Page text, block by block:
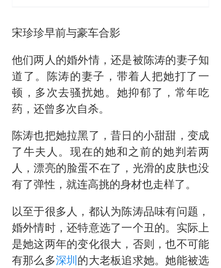
宋珍珍早前与豪车合影
他们两人的婚外情，还是被陈涛的妻子知
道了。陈涛的妻子，带着人把她打了一
顿，多次去骚扰她。她抑郁了，常年吃
药，还曾多次自杀。
陈涛也把她拉黑了，昔日的小甜甜，变成
了牛夫人。现在的她和之前的她判若两
人，漂亮的脸蛋不在了，光滑的皮肤也没
有了弹性，就连高挑的身材也走样了。
以至于很多人，都认为陈涛品味有问题，
婚外情时，还特意选了一个丑的。实际上
是她这两年的变化很大，否则，也不可能
有那么多深圳的大老板追求她。她能被选